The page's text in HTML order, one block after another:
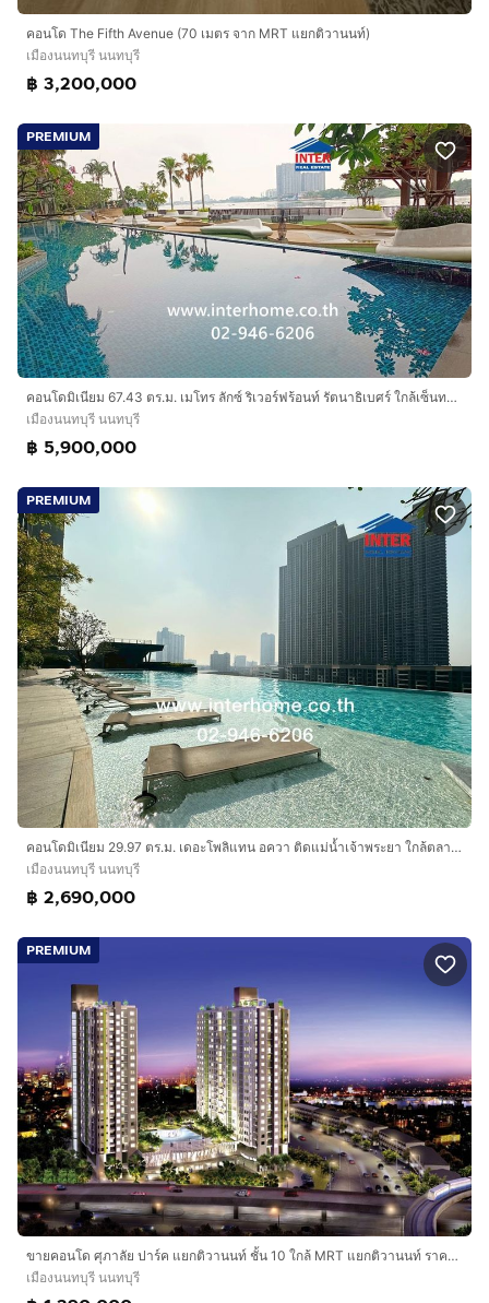
คอนโด The Fifth Avenue (70 เมตร จาก MRT แยกติวานนท์)
เมืองนนทบุรี นนทบุรี
฿ 3,200,000
PREMIUM
คอนโดมิเนียม 67.43 ตร.ม. เมโทร ลักซ์ ริเวอร์ฟร้อนท์ รัตนาธิเบศร์ ใกล้เซ็นทรัล รัตนาธิเบศร์ ซอยไทรม้า7 ถนนรัตนาธิเบศร์ ถนนไทรม้า เมืองนนทบุรี
เมืองนนทบุรี นนทบุรี
฿ 5,900,000
PREMIUM
คอนโดมิเนียม 29.97 ตร.ม. เดอะโพลิแทน อควา ติดแม่น้ำเจ้าพระยา ใกล้ตลาดต้นสัก ซอยนนทบุรี15 ถนนรัตนาธิเบศร์ ถนนสนามบินน้ำ เมืองนนทบุรี นนทบุรี
เมืองนนทบุรี นนทบุรี
฿ 2,690,000
PREMIUM
ขายคอนโด ศุภาลัย ปาร์ค แยกติวานนท์ ชั้น 10 ใกล้ MRT แยกติวานนท์ ราคาเพียง 1.39 ล้าน สนใจติดต่อ 086-300-6344
เมืองนนทบุรี นนทบุรี